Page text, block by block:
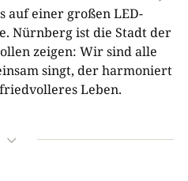
auf einer großen LED-
Nürnberg ist die Stadt der
zeigen: Wir sind alle
singt, der harmoniert
Leben.
3